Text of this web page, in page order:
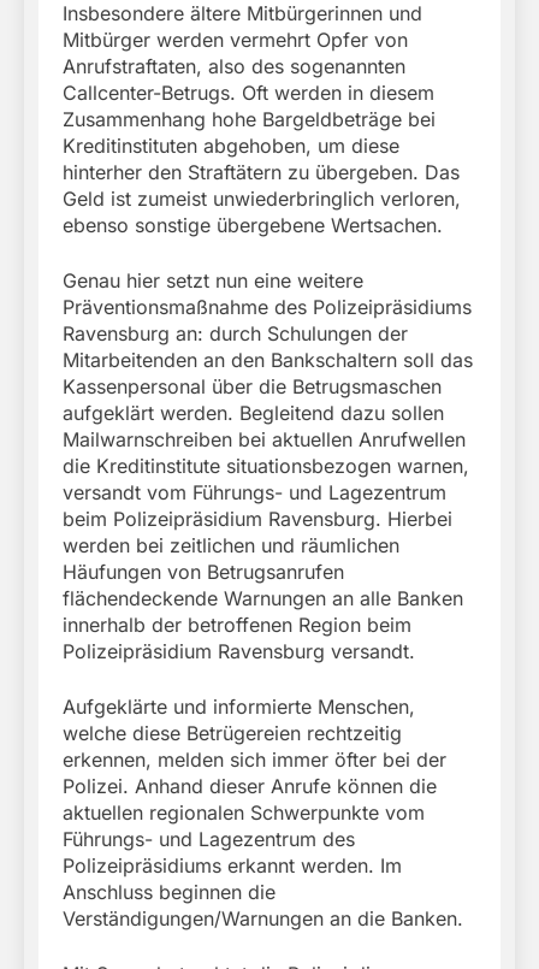
Insbesondere ältere Mitbürgerinnen und
Mitbürger werden vermehrt Opfer von
Anrufstraftaten, also des sogenannten
Callcenter-Betrugs. Oft werden in diesem
Zusammenhang hohe Bargeldbeträge bei
Kreditinstituten abgehoben, um diese
hinterher den Straftätern zu übergeben. Das
Geld ist zumeist unwiederbringlich verloren,
ebenso sonstige übergebene Wertsachen.
Genau hier setzt nun eine weitere
Präventionsmaßnahme des Polizeipräsidiums
Ravensburg an: durch Schulungen der
Mitarbeitenden an den Bankschaltern soll das
Kassenpersonal über die Betrugsmaschen
aufgeklärt werden. Begleitend dazu sollen
Mailwarnschreiben bei aktuellen Anrufwellen
die Kreditinstitute situationsbezogen warnen,
versandt vom Führungs- und Lagezentrum
beim Polizeipräsidium Ravensburg. Hierbei
werden bei zeitlichen und räumlichen
Häufungen von Betrugsanrufen
flächendeckende Warnungen an alle Banken
innerhalb der betroffenen Region beim
Polizeipräsidium Ravensburg versandt.
Aufgeklärte und informierte Menschen,
welche diese Betrügereien rechtzeitig
erkennen, melden sich immer öfter bei der
Polizei. Anhand dieser Anrufe können die
aktuellen regionalen Schwerpunkte vom
Führungs- und Lagezentrum des
Polizeipräsidiums erkannt werden. Im
Anschluss beginnen die
Verständigungen/Warnungen an die Banken.